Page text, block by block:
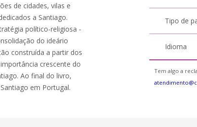
de cidades, vilas e
a Santiago.
político-religiosa -
do ideário
construída a partir dos
crescente do
Ao final do livro,
em Portugal.
Tipo de
Idioma
Tem algo a